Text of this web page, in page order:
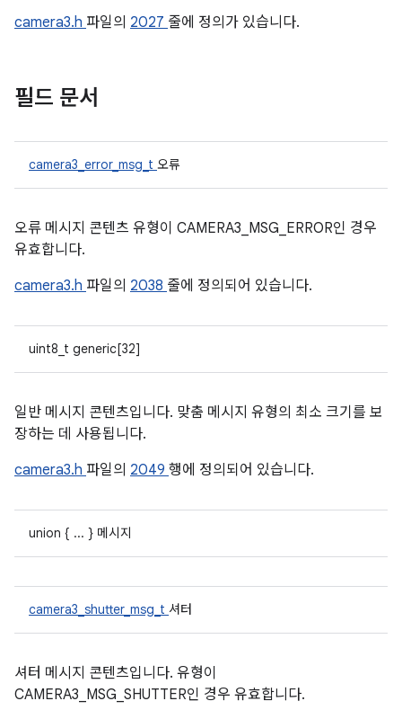
camera3.h 파일의 2027 줄에 정의가 있습니다.
필드 문서
camera3_error_msg_t 오류
오류 메시지 콘텐츠 유형이 CAMERA3_MSG_ERROR인 경우
유효합니다.
camera3.h 파일의 2038 줄에 정의되어 있습니다.
uint8_t generic[32]
일반 메시지 콘텐츠입니다. 맞춤 메시지 유형의 최소 크기를 보
장하는 데 사용됩니다.
camera3.h 파일의 2049 행에 정의되어 있습니다.
union { ... } 메시지
camera3_shutter_msg_t 셔터
셔터 메시지 콘텐츠입니다. 유형이
CAMERA3_MSG_SHUTTER인 경우 유효합니다.